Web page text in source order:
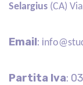
Selargius (CA)
Email: i
Partita Iva: